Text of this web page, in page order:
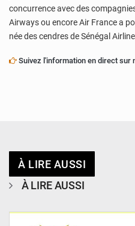
concurrence avec des
Airways ou encore Air France a
née des cendres de Sénégal
Suivez l'information en direct sur
À LIRE AUSSI
À LIRE AUSSI